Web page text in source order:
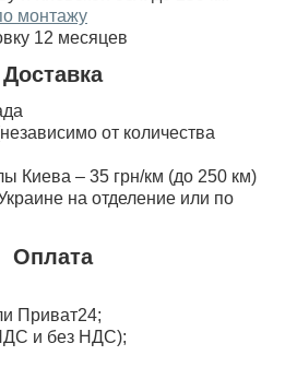
монтажу
12 месяцев
Доставка
от количества
Киева – 35 грн/км (до 250 км)
на отделение или по
Оплата
Приват24;
и без НДС);